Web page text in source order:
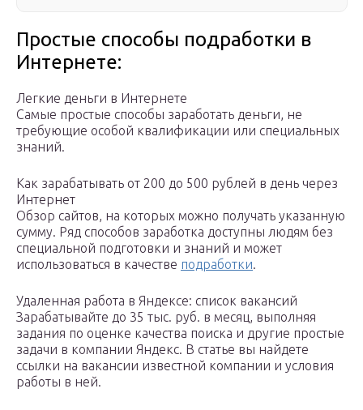
Простые способы подработки в
Интернете:
Легкие деньги в Интернете
Самые простые способы заработать деньги, не
требующие особой квалификации или специальных
знаний.
Как зарабатывать от 200 до 500 рублей в день через
Интернет
Обзор сайтов, на которых можно получать указанную
сумму. Ряд способов заработка доступны людям без
специальной подготовки и знаний и может
использоваться в качестве подработки.
Удаленная работа в Яндексе: список вакансий
Зарабатывайте до 35 тыс. руб. в месяц, выполняя
задания по оценке качества поиска и другие простые
задачи в компании Яндекс. В статье вы найдете
ссылки на вакансии известной компании и условия
работы в ней.